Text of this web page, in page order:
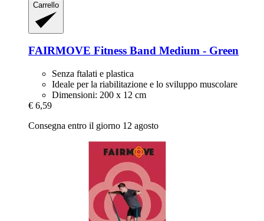
Carrello
FAIRMOVE Fitness Band Medium -​ Green
Senza ftalati e plastica
Ideale per la riabilitazione e lo sviluppo muscolare
Dimensioni: 200 x 12 cm
€ 6,59
Consegna entro il giorno 12 agosto